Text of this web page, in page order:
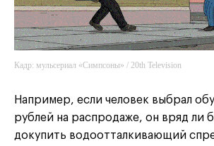
Кадр: мульсериал «Симпсоны» / 20th Television
Например, если человек выбрал
рублей на распродаже, он вряд ли
докупить водоотталкивающий